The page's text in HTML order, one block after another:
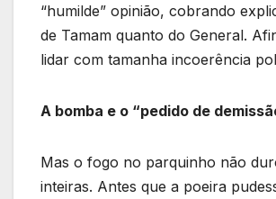
“humilde” opinião, cobrando
de Tamam quanto do General.
lidar com tamanha incoerência
A bomba e o “pedido de
Mas o fogo no parquinho não
inteiras. Antes que a poeira